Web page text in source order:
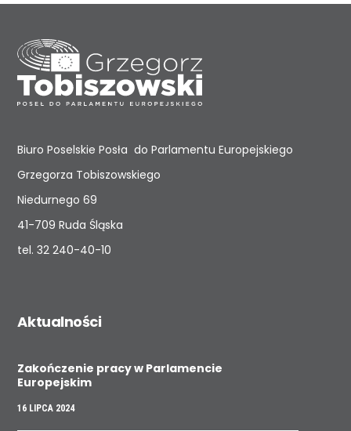
Biuro Poselskie Posła do Parlamentu Europejskiego
Grzegorza Tobiszowskiego
Niedurnego 69
41-709 Ruda Śląska
tel.32 240-40-10
Aktualności
Zakończenie pracy w Parlamencie
Europejskim
16 LIPCA 2024